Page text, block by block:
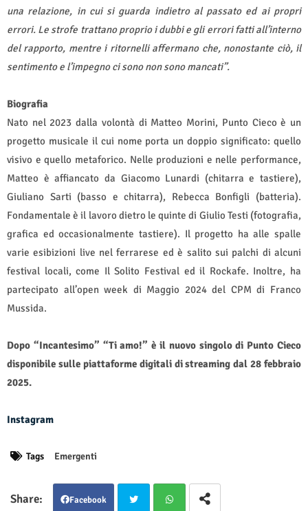
una relazione, in cui si guarda indietro al passato ed ai propri
errori. Le strofe trattano proprio i dubbi e gli errori fatti all’interno
del rapporto, mentre i ritornelli affermano che, nonostante ciò, il
sentimento e l’impegno ci sono non sono mancati”.
Biografia
Nato nel 2023 dalla volontà di Matteo Morini, Punto Cieco è un
progetto musicale il cui nome porta un doppio significato: quello
visivo e quello metaforico. Nelle produzioni e nelle performance,
Matteo è affiancato da Giacomo Lunardi (chitarra e tastiere),
Giuliano Sarti (basso e chitarra), Rebecca Bonfigli (batteria).
Fondamentale è il lavoro dietro le quinte di Giulio Testi (fotografia,
grafica ed occasionalmente tastiere). Il progetto ha alle spalle
varie esibizioni live nel ferrarese ed è salito sui palchi di alcuni
festival locali, come Il Solito Festival ed il Rockafe. Inoltre, ha
partecipato all’open week di Maggio 2024 del CPM di Franco
Mussida.
Dopo “Incantesimo” “Ti amo!” è il nuovo singolo di Punto Cieco
disponibile sulle piattaforme digitali di streaming dal 28 febbraio
2025.
Instagram
Tags Emergenti
Facebook